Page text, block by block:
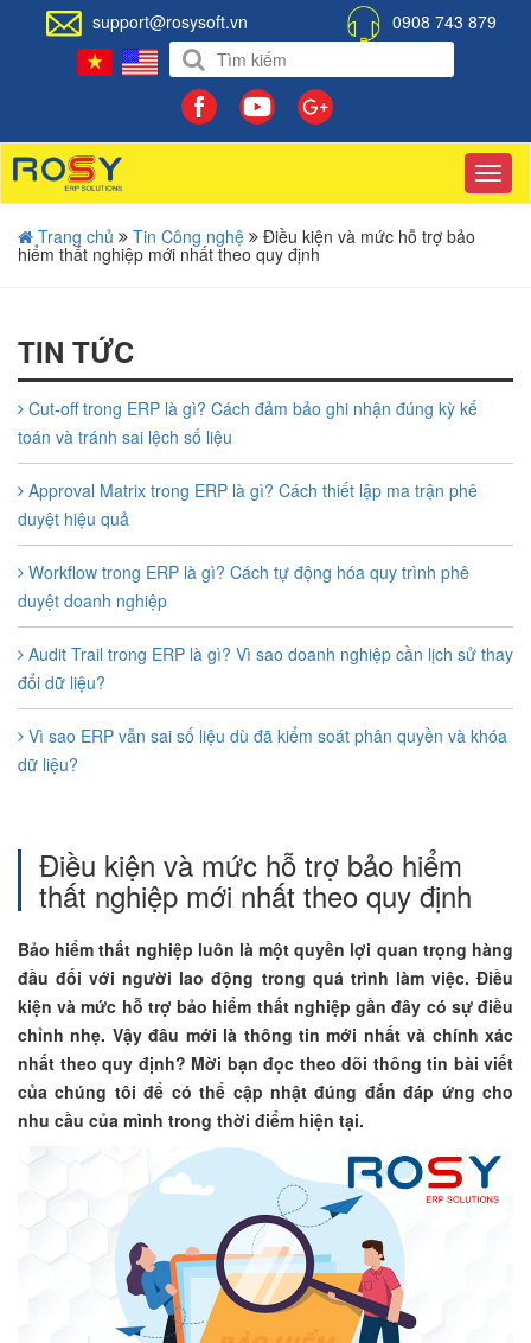
support@rosysoft.vn 0908 743 879
Trang chủ
Tin Công nghệ Điều kiện và mức hỗ trợ bảo
hiểm thất nghiệp mới nhất theo quy định
TIN TỨC
Cut-off trong ERP là gì? Cách đảm bảo ghi nhận đúng kỳ kế
toán và tránh sai lệch số liệu
Approval Matrix trong ERP là gì? Cách thiết lập ma trận phê
duyệt hiệu quả
Workflow trong ERP là gì? Cách tự động hóa quy trình phê
duyệt doanh nghiệp
Audit Trail trong ERP là gì? Vì sao doanh nghiệp cần lịch sử thay
đổi dữ liệu?
Vì sao ERP vẫn sai số liệu dù đã kiểm soát phân quyền và khóa
dữ liệu?
Điều kiện và mức hỗ trợ bảo hiểm
thất nghiệp mới nhất theo quy định
Bảo hiểm thất nghiệp luôn là một quyền lợi quan trọng hàng
đầu đối với người lao động trong quá trình làm việc. Điều
kiện và mức hỗ trợ bảo hiểm thất nghiệp gần đây có sự điều
chỉnh nhẹ. Vậy đâu mới là thông tin mới nhất và chính xác
nhất theo quy định? Mời bạn đọc theo dõi thông tin bài viết
của chúng tôi để có thể cập nhật đúng đắn đáp ứng cho
nhu cầu của mình trong thời điểm hiện tại.